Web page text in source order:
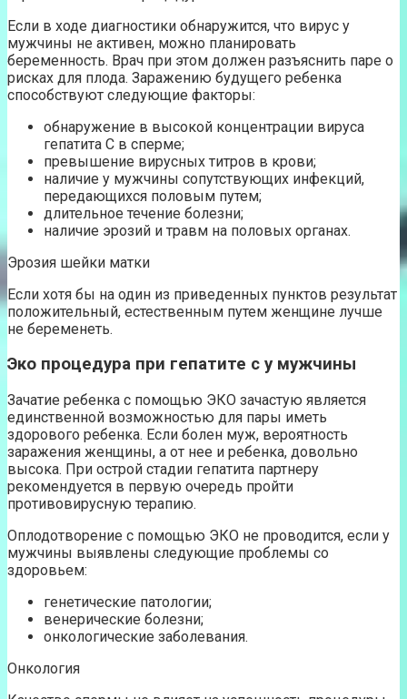
Если в ходе диагностики обнаружится, что вирус у
мужчины не активен, можно планировать
беременность. Врач при этом должен разъяснить паре о
рисках для плода. Заражению будущего ребенка
способствуют следующие факторы:
обнаружение в высокой концентрации вируса
гепатита С в сперме;
превышение вирусных титров в крови;
наличие у мужчины сопутствующих инфекций,
передающихся половым путем;
длительное течение болезни;
наличие эрозий и травм на половых органах.
Эрозия шейки матки
Если хотя бы на один из приведенных пунктов результат
положительный, естественным путем женщине лучше
не беременеть.
Эко процедура при гепатите с у мужчины
Зачатие ребенка с помощью ЭКО зачастую является
единственной возможностью для пары иметь
здорового ребенка. Если болен муж, вероятность
заражения женщины, а от нее и ребенка, довольно
высока. При острой стадии гепатита партнеру
рекомендуется в первую очередь пройти
противовирусную терапию.
Оплодотворение с помощью ЭКО не проводится, если у
мужчины выявлены следующие проблемы со
здоровьем:
генетические патологии;
венерические болезни;
онкологические заболевания.
Онкология